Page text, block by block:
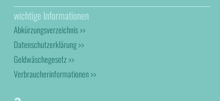
wichtige Informationen
Abkürzungsverzeichnis >>
Datenschutzerklärung >>
Geldwäschegesetz >>
Verbraucherinformationen >>